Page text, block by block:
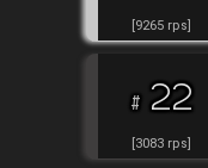
[9265 rps]
# 22
[3083 rps]